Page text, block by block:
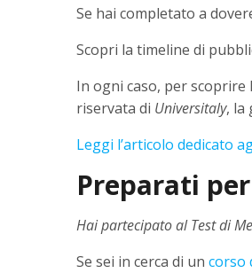
Se hai completato a
Scopri la timeline di
In ogni caso, per scoprire
riservata di Universitaly, la
Leggi l’articolo dedicato
Preparati
Hai partecipato al Test di
Se sei in cerca di un corso